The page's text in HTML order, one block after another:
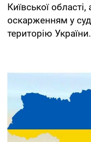
Київської
оскарженням у
територію України.